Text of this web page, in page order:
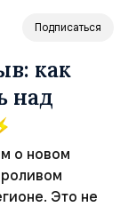
Подписаться
как
над
о новом
Это не